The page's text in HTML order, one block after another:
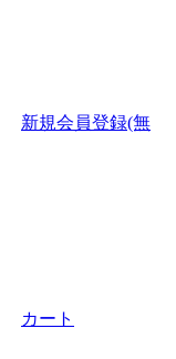
新規会員登録(無
カート